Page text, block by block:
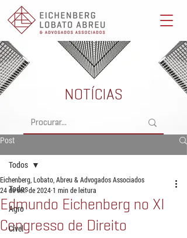
Eichenberg, Lobato, Abreu & Advogados Associados -
Advocacia Full Service
Post
Todos
Agro
Cível
Todos
Edmundo Eichenberg no XI
Congresso de Direito
Eichenberg, Lobato, Abreu & Advogados Associados
24 de set. de 20241 min de leitura
NOTÍCIAS